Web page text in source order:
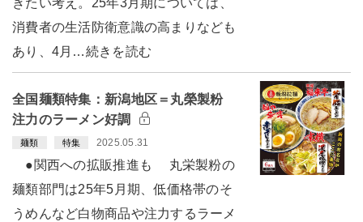
きたい考え。25年3月期については、
消費者の生活防衛意識の高まりなども
あり、4月…続きを読む
全国麺類特集：新潟地区＝丸榮製粉
注力のラーメン好調
麺類 特集 2025.05.31
●関西への拡販推進も 丸栄製粉の
麺類部門は25年5月期、低価格帯のそ
うめんなど白物商品や注力するラーメ